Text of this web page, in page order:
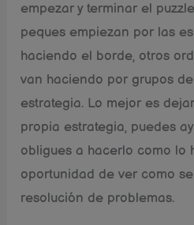
empezar y terminar el
peques empiezan por las
haciendo el borde, otros
van haciendo por grupos
estrategia. Lo mejor es
propia estrategia, puedes
obligues a hacerlo como lo
oportunidad de ver como
resolución de problemas.